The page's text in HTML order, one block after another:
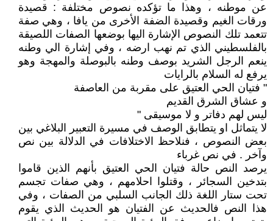
عن موطنه ، وهذا ما تؤكده نصوص مختلفة : قصيدة
ورقات الغيم وقصيدة الضفة الأخرى من يافا ، وهي صفة
تتعمد تلك النصوص الإشارة اليها بوضعها الصفات اللصيقة
بالفلسطيني الذي تم نهب ارضه ، وفي إشارة الي وطنه
ينعم الرجل الشريد بوصف وطنه بالبوصلة والمهجة وهو
يرفع له السلام بالرايات
" فتيان الحي العتيق على مقربة من العاصفة
و عشاق الشرق القديم
ليس لهم دفاتر و لا موسيقى "
لا يتماثل او يتطابق الوصف في مسيرة التعبير البلاغي بين
بعض النصوص ، فنلاحظ الاختلافات في الدلالة بين نص
وآخر . في نص غرباء
يرصد النص حالة فتيان الحي العتيق بأنهم الذين قاموا
بتدخين السجائر ، وقتلوا احلامهم ، وهي صفات تجسم
تحت ستار اللغة ذلك الجانب السلبي من الصفات ، وفي
هذا النص فالحديث عن الفتيان هو الحديث الذي يقوم